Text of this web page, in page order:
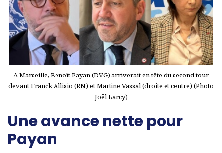
A Marseille, Benoît Payan (DVG) arriverait en tête du second tour
devant Franck Allisio (RN) et Martine Vassal (droite et centre) (Photo
Joël Barcy)
Une avance nette pour
Payan